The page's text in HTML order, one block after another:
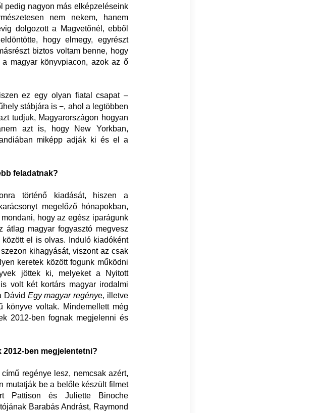
pedig nagyon más elképzeléseink
nem nekem, hanem
dolgozott a Magvetőnél, ebből
hogy elmegy, egyrészt
biztos voltam benne, hogy
magyar könyvpiacon, azok az ő
ez egy olyan fiatal csapat –
stábjára is−, ahol a legtöbben
tudjuk, Magyarországon hogyan
azt is, hogy New Yorkban,
miképp adják ki és el a
feladatnak?
történő kiadását, hiszen a
megelőző hónapokban,
hogy az egész iparágunk
magyar fogyasztó megvesz
el is olvas. Induló kiadóként
kihagyását, viszont az csak
keretek között fogunk működni
jöttek ki, melyeket a Nyitott
volt két kortárs magyar irodalmi
Dávid Egy magyar regénye, illetve
könyve voltak. Mindemellett még
2012-ben fognak megjelenni és
ben megjelentetni?
regénye lesz, nemcsak azért,
mutatják be a belőle készült filmet
Pattison és Juliette Binoche
Barabás Andrást, Raymond